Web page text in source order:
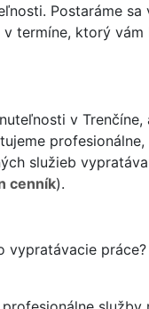
Postaráme sa
termíne, ktorý vám
v Trenčíne,
služieb
cenník).
vypratávacie